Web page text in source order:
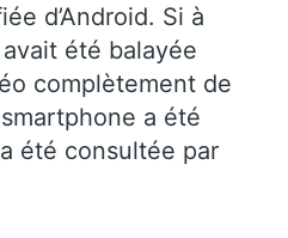
d’Android. Si à
été balayée
complètement de
a été
été consultée par